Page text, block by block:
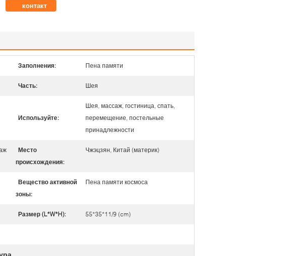
контакт
Заполнения: Пена памяти
Часть: Шея
Используйте:
Шея, массаж, гостиница, спать,
перемещение, постельные
принадлежности
Место
происхождения:
Чжэцзян, Китай (материк)
Вещество активной
зоны:
Пена памяти космоса
Размер (L*W*H): 55*35*11/9 (cm)